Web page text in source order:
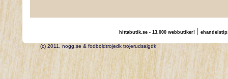
hittabutik.se - 13.000 webbutiker!|
(c) 2011, nogg.se & fodboldtrojedk trojerudsalgdk